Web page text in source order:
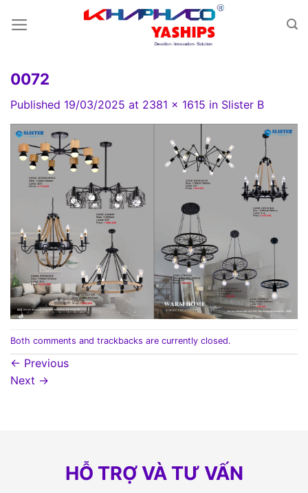
0072
Published 19/03/2025 at 2381 × 1615 in Slister B
Both comments and trackbacks are currently closed.
← Previous
Next →
HỖ TRỢ VÀ TƯ VẤN